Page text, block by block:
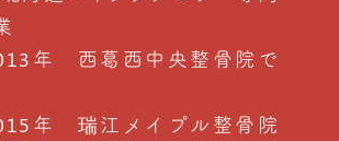
年 西葛西中央整骨院で
年 瑞江メイプル整骨院